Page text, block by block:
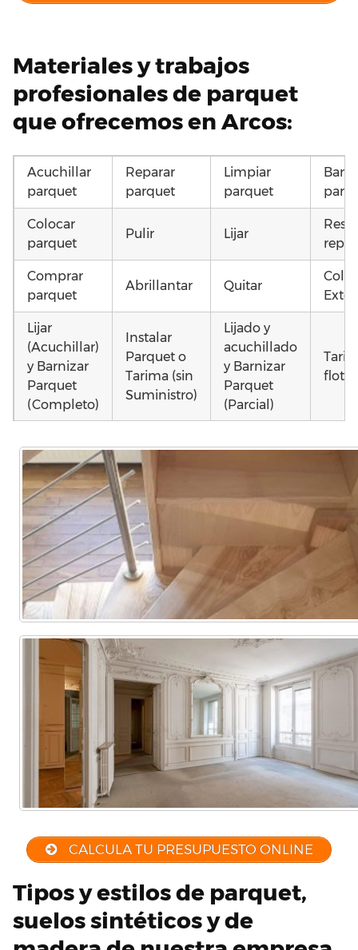
Materiales y trabajos
profesionales de parquet
que ofrecemos en Arcos:
Acuchillar
parquet
Reparar
parquet
Limpiar
parquet
Colocar
parquet
Pulir Lijar
Comprar
parquet
Abrillantar Quitar
Lijar
(Acuchillar)
y Barnizar
Parquet
(Completo)
Instalar
Parquet o
Tarima (sin
Suministro)
Lijado y
acuchillado
y Barnizar
Parquet
(Parcial)
parquet o
Tarima
Local
Comercial
parquet o
Tarima
Vivienda
(Completa)
Vivienda
CALCULA TU PRESUPUESTO ONLINE
Tipos y estilos de parquet,
suelos sintéticos y de